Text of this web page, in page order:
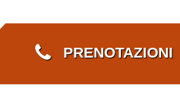
PRENOTAZIONI